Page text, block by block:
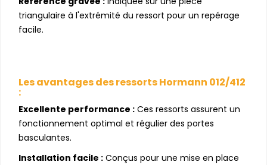
triangulaire à l'extrémité du ressort pour un repérage
facile.
Les avantages des ressorts Hormann 012/412
:
Excellente performance : Ces ressorts assurent un
fonctionnement optimal et régulier des portes
basculantes.
Installation facile : Conçus pour une mise en place